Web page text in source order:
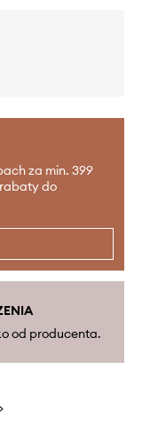
za min. 399
do
od producenta.